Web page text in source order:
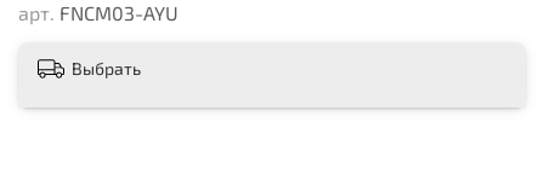
арт. FNCM03-AYU
Выбрать